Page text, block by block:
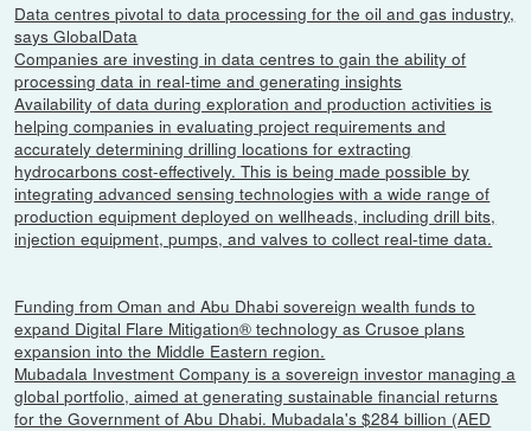
Data centres pivotal to data processing for the oil and gas industry,
says GlobalData
Companies are investing in data centres to gain the ability of
processing data in real-time and generating insights
Availability of data during exploration and production activities is
helping companies in evaluating project requirements and
accurately determining drilling locations for extracting
hydrocarbons cost-effectively. This is being made possible by
integrating advanced sensing technologies with a wide range of
production equipment deployed on wellheads, including drill bits,
injection equipment, pumps, and valves to collect real-time data.
Funding from Oman and Abu Dhabi sovereign wealth funds to
expand Digital Flare Mitigation® technology as Crusoe plans
expansion into the Middle Eastern region.
Mubadala Investment Company is a sovereign investor managing a
global portfolio, aimed at generating sustainable financial returns
for the Government of Abu Dhabi. Mubadala's $284 billion (AED